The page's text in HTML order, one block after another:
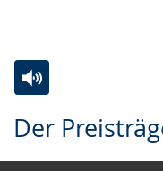
Der
Leichten
Sprache
Audio-
Unterstützung.
Video
in